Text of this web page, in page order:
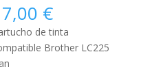
€
de tinta
Brother LC225